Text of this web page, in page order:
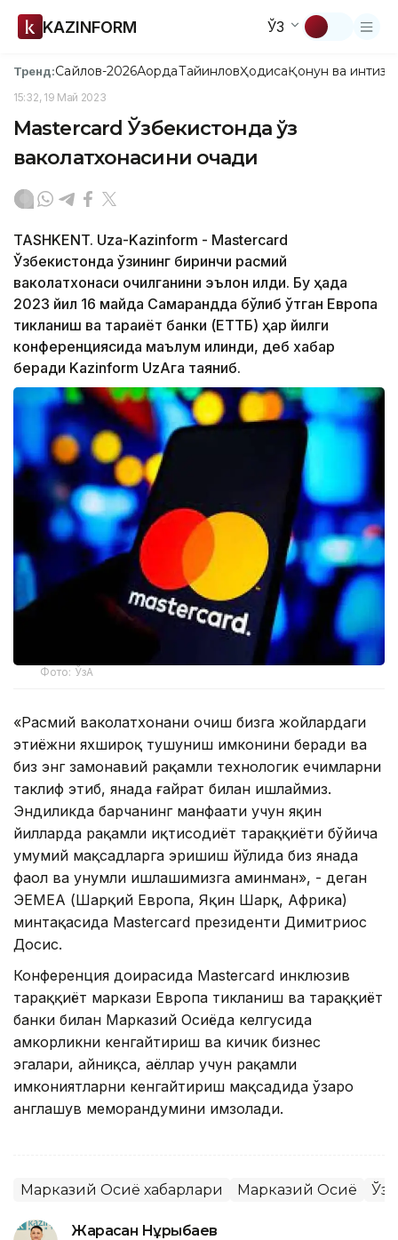
KAZINFORM ЎЗ
Тренд:Сайлов-2026АқордаТайинловҲодисаҚонун ва
15:32, 19 Май 2023
Mastercard Ўзбекистонда ўз
ваколатхонасини очади
TASHKENT. Uza-Kazinform - Mastercard
Ўзбекистонда ўзининг биринчи расмий
ваколатхонаси очилганини эълон қилди. Бу ҳақда
2023 йил 16 майда Самарқандда бўлиб ўтган Европа
тикланиш ва тараққиёт банки (ЕТТБ) ҳар йилги
конференциясида маълум қилинди, деб хабар
беради Kazinform UzAга таяниб.
Фото: ЎзА
«Расмий ваколатхонани очиш бизга жойлардаги
эҳтиёжни яхшироқ тушуниш имконини беради ва
биз энг замонавий рақамли технологик ечимларни
таклиф этиб, янада ғайрат билан ишлаймиз.
Эндиликда барчанинг манфаати учун яқин
йилларда рақамли иқтисодиёт тараққиёти бўйича
умумий мақсадларга эришиш йўлида биз янада
фаол ва унумли ишлашимизга аминман», - деган
ЭЕMEА (Шарқий Европа, Яқин Шарқ, Африка)
минтақасида Mastercard президенти Димитриос
Досис.
Конференция доирасида Mastercard инклюзив
тараққиёт маркази Европа тикланиш ва тараққиёт
банки билан Марказий Осиёда келгусида
ҳамкорликни кенгайтириш ва кичик бизнес
эгалари, айниқса, аёллар учун рақамли
имкониятларни кенгайтириш мақсадида ўзаро
англашув меморандумини имзолади.
Марказий Осиё хабарлари Марказий Осиё
Жарасқан Нұрыбаев